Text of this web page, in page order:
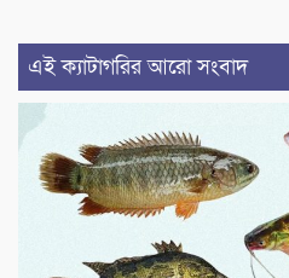
এই ক্যাটাগরির আরো সংবাদ